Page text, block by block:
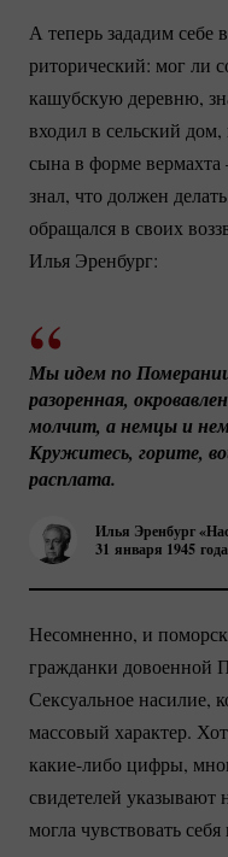
А теперь зададим
риторический: мог ли
кашубскую деревню,
входил в сельский
сына в форме
знал, что должен
обращался в своих
Илья Эренбург:
Илья Эренбург
31 января 1945 года
Мы идем по
разоренная,
молчит, а немцы и
Кружитесь, горите,
расплата.
Несомненно, и
гражданки довоенной
Сексуальное насилие,
массовый характер.
какие-либоцифры,
свидетелей
могла чувствовать